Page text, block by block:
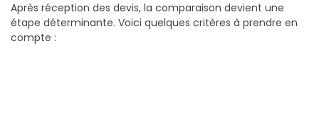
Après réception des devis, la comparaison devient une
étape déterminante. Voici quelques critères à prendre en
compte :